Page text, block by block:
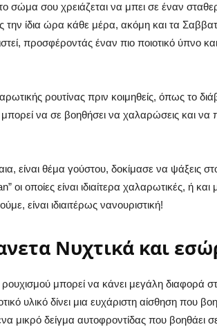
σώμα σου χρειάζεται να μπει σε έναν
την ίδια ώρα κάθε μέρα, ακόμη και τα
προσφέροντάς έναν πιο ποιοτικό ύπνο
ρουτίνας πριν κοιμηθείς, όπως το
να σε βοηθήσει να χαλαρώσεις και να
είναι θέμα γούστου, δοκίμασε να ψάξεις
οι οποίες είναι ιδιαίτερα χαλαρωτικές, ή
είναι ιδιαιτέρως νανουριστική!
Νυχτικά και
μπορεί να κάνει μεγάλη διαφορά
υλικό δίνει μια ευχάριστη αίσθηση που
ένα μικρό δείγμα αυτοφροντίδας που βοηθάει